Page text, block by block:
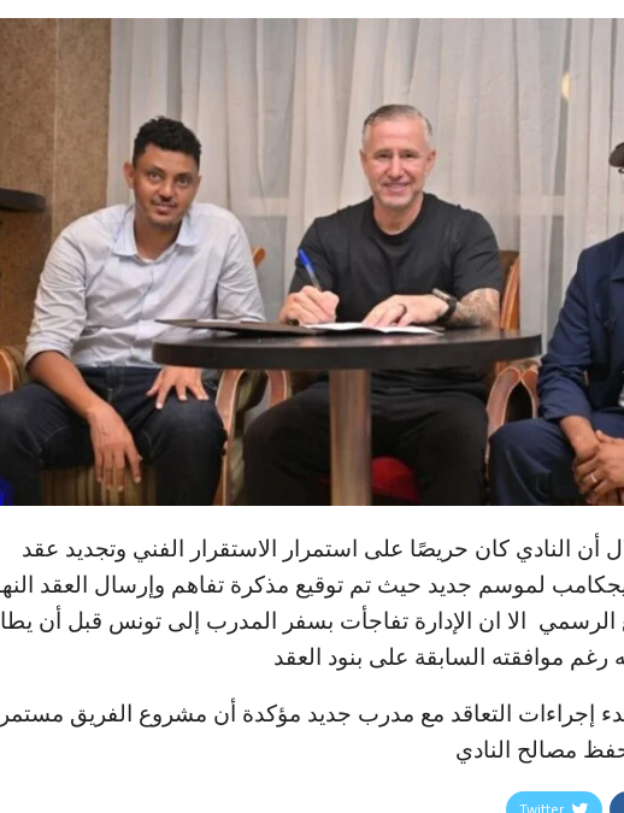
أن النادي كان حريصًا على استمرار الاستقرار الفني وتجديد عقد
لموسم جديد حيث تم توقيع مذكرة تفاهم وإرسال العقد
الرسمي الا ان الإدارة تفاجأت بسفر المدرب إلى تونس قبل أن
رغم موافقته السابقة على بنود العقد
بدء إجراءات التعاقد مع مدرب جديد مؤكدة أن مشروع الفريق مستمر
مصالح النادي